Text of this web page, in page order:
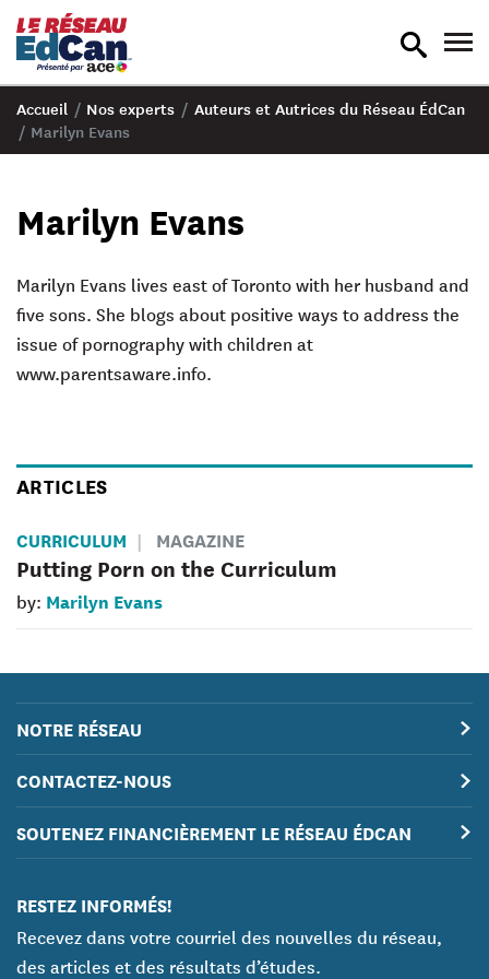
recherche
bascule
Accueil / Nos experts / Auteurs et Autrices du Réseau ÉdCan
/ Marilyn Evans
Marilyn Evans
Marilyn Evans lives east of Toronto with her husband and
five sons. She blogs about positive ways to address the
issue of pornography with children at
www.parentsaware.info.
ARTICLES
CURRICULUM MAGAZINE
Putting Porn on the Curriculum
by: Marilyn Evans
NOTRE RÉSEAU
CONTACTEZ-NOUS
SOUTENEZ FINANCIÈREMENT LE RÉSEAU ÉDCAN
RESTEZ INFORMÉS!
Recevez dans votre courriel des nouvelles du réseau,
des articles et des résultats d’études.